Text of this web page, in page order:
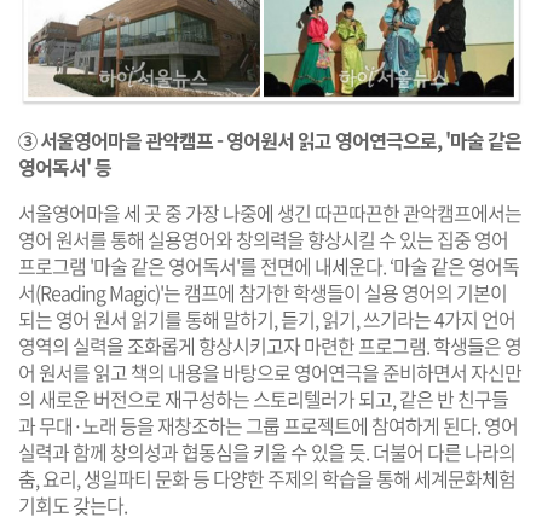
③ 서울영어마을 관악캠프 - 영어원서 읽고 영어연극으로, '마술 같은
영어독서' 등
서울영어마을 세 곳 중 가장 나중에 생긴 따끈따끈한 관악캠프에서는
영어 원서를 통해 실용영어와 창의력을 향상시킬 수 있는 집중 영어
프로그램 '마술 같은 영어독서'를 전면에 내세운다. ‘마술 같은 영어독
서(Reading Magic)'는 캠프에 참가한 학생들이 실용 영어의 기본이
되는 영어 원서 읽기를 통해 말하기, 듣기, 읽기, 쓰기라는 4가지 언어
영역의 실력을 조화롭게 향상시키고자 마련한 프로그램. 학생들은 영
어 원서를 읽고 책의 내용을 바탕으로 영어연극을 준비하면서 자신만
의 새로운 버전으로 재구성하는 스토리텔러가 되고, 같은 반 친구들
과 무대·노래 등을 재창조하는 그룹 프로젝트에 참여하게 된다. 영어
실력과 함께 창의성과 협동심을 키울 수 있을 듯. 더불어 다른 나라의
춤, 요리, 생일파티 문화 등 다양한 주제의 학습을 통해 세계문화체험
기회도 갖는다.